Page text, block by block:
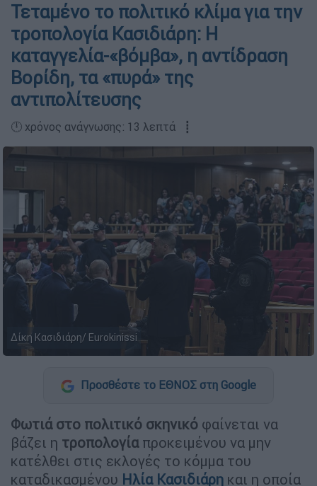
Τεταμένο το πολιτικό κλίμα για την
τροπολογία Κασιδιάρη: Η
καταγγελία-«βόμβα», η αντίδραση
Βορίδη, τα «πυρά» της
αντιπολίτευσης
🕛 χρόνος ανάγνωσης: 13 λεπτά ┋
Δίκη Κασιδιάρη/ Eurokinissi
Προσθέστε το ΕΘΝΟΣ στη Google
Φωτιά στο πολιτικό σκηνικό φαίνεται να
βάζει η τροπολογία προκειμένου να μην
κατέλθει στις εκλογές το κόμμα του
καταδικασμένου Ηλία Κασιδιάρη και η οποία